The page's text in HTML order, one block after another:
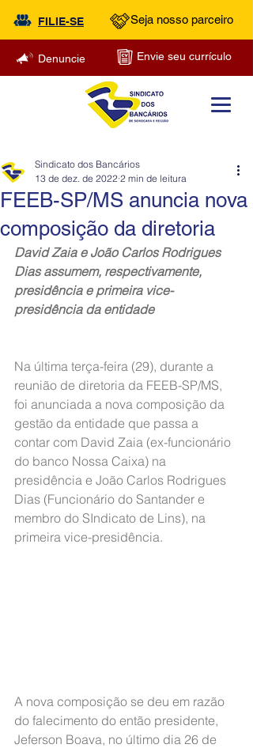
FILIE-SE Seja nosso parceiro
Denuncie Envie seu currículo
FEEB-SP/MS anuncia nova
composição da diretoria
Sindicato dos Bancários
13 de dez. de 2022 2 min de leitura
David Zaia e João Carlos Rodrigues
Dias assumem, respectivamente,
presidência e primeira vice-
presidência da entidade
Na última terça-feira (29), durante a
reunião de diretoria da FEEB-SP/MS,
foi anunciada a nova composição da
gestão da entidade que passa a
contar com David Zaia (ex-funcionário
do banco Nossa Caixa) na
presidência e João Carlos Rodrigues
Dias (Funcionário do Santander e
membro do SIndicato de Lins), na
primeira vice-presidência.
A nova composição se deu em razão
do falecimento do então presidente,
Jeferson Boava, no último dia 26 de